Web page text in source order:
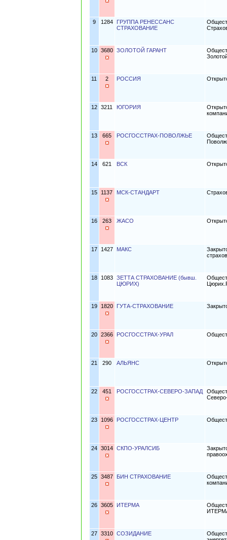
9 1284
ГРУППА РЕНЕССАНС
СТРАХОВАНИЕ
10 3680 ЗОЛОТОЙ ГАРАНТ
11 2 РОССИЯ
12 3211 ЮГОРИЯ
13 665 РОСГОССТРАХ-ПОВОЛЖЬЕ
14 621 ВСК
15 1137 МСК-СТАНДАРТ
16 263 ЖАСО
17 1427 МАКС
18 1083 ЗЕТТА СТРАХОВАНИЕ (бывш.
ЦЮРИХ)
19 1820 ГУТА-СТРАХОВАНИЕ
20 2366 РОСГОССТРАХ-УРАЛ
21 290 АЛЬЯНС
22 451 РОСГОССТРАХ-СЕВЕРО-ЗАПАД
23 1096 РОСГОССТРАХ-ЦЕНТР
24 3014 СКПО-УРАЛСИБ
25 3487 БИН СТРАХОВАНИЕ
26 3605 ИТЕРМА
27 3310 СОЗИДАНИЕ